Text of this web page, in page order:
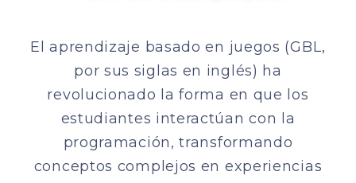
El aprendizaje basado en juegos (GBL,
por sus siglas en inglés) ha
revolucionado la forma en que los
estudiantes interactúan con la
programación, transformando
conceptos complejos en experiencias